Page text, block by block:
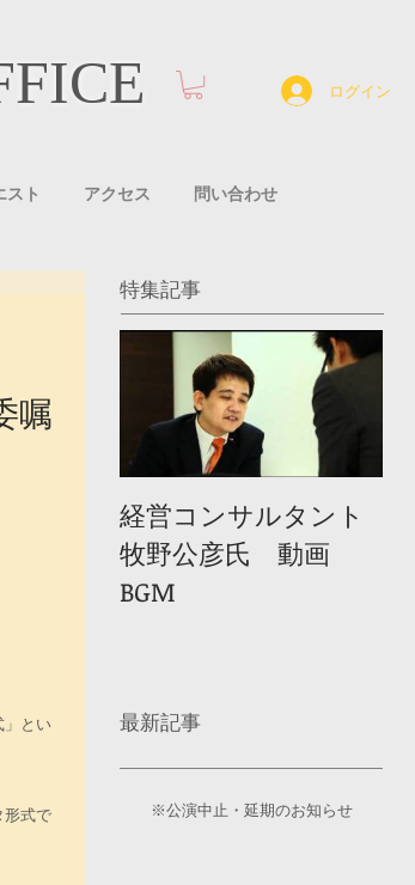
ログイン
スト アクセス 問い合わせ
嘱
」とい
形式で
特集記事
経営コンサルタント
牧野公彦氏 動画
BGM
最新記事
※公演中止・延期のお知らせ